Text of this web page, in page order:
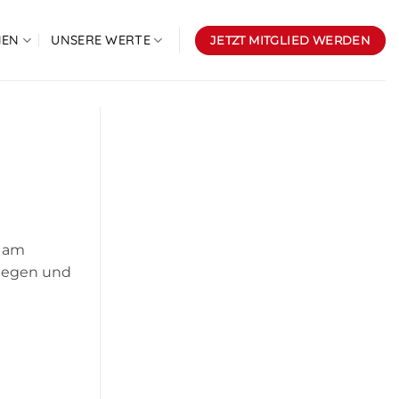
UNSERE WERTE JETZT MITGLIED WERDEN
und